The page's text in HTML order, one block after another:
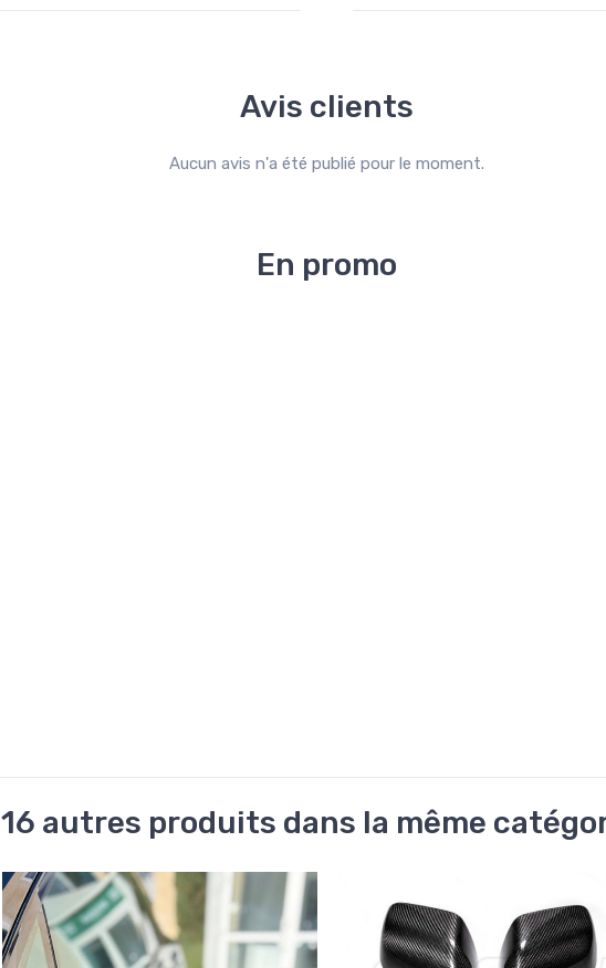
Avis clients
Aucun avis n'a été publié pour le moment.
En promo
16 autres produits dans la même